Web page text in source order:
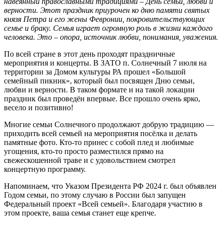
верности. Этот праздник приурочен ко дню памяти святых
князя Петра и его жены Февронии, покровительствующих
семье и браку. Семья играет огромную роль в жизни каждого
человека. Это – опора, источник любви, понимания, уважения.
По всей стране в этот день проходят праздничные
мероприятия и концерты. В ЗАТО п. Солнечный 7 июля на
территории за Домом культуры РА прошел «Большой
семейный пикник», который был посвящен Дню семьи,
любви и верности. В таком формате и на такой локации
праздник был проведён впервые. Все прошло очень ярко,
весело и позитивно!
Многие семьи Солнечного продолжают добрую традицию —
приходить всей семьей на мероприятия посёлка и делать
памятные фото. Кто-то принес с собой плед и любимые
угощения, кто-то просто разместился прямо на
свежескошенной траве и с удовольствием смотрел
концертную программу.
Напоминаем, что Указом Президента РФ 2024 г. был объявлен
Годом семьи, по этому случаю в России был запущен
Федеральный проект «Всей семьей». Благодаря участию в
этом проекте, ваша семья станет еще крепче.